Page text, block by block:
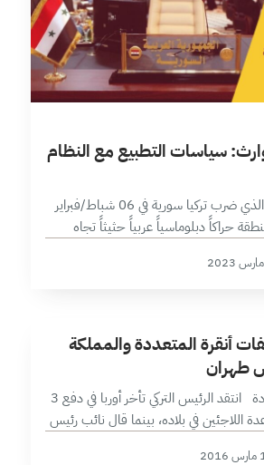
سياسات التطبيع مع النظام
تمهيد عقب الزلزال الذي ضرب تركيا سورية في 06 شباط/فبراير
حراكاً دبلوماسياً عربياً حثيثاً تجاه
إطار دبلوماسية الكوارث وسياسة التطبيع
3 – ملفات أنقرة المتعددة والمملكة
طهران
ملفات أنقرة المتعددة انتقد الرئيس التركي تأخر أوربا في دفع 3
اللاجئين في بلاده، بينما قال نائب رئيس
أحقية تركيا بضرورة إقامة منطقة…